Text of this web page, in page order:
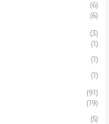
(6)
(6)
(3)
(1)
(1)
(1)
(91)
(19)
(5)